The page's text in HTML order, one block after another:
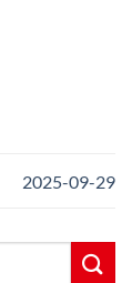
2025-09-29